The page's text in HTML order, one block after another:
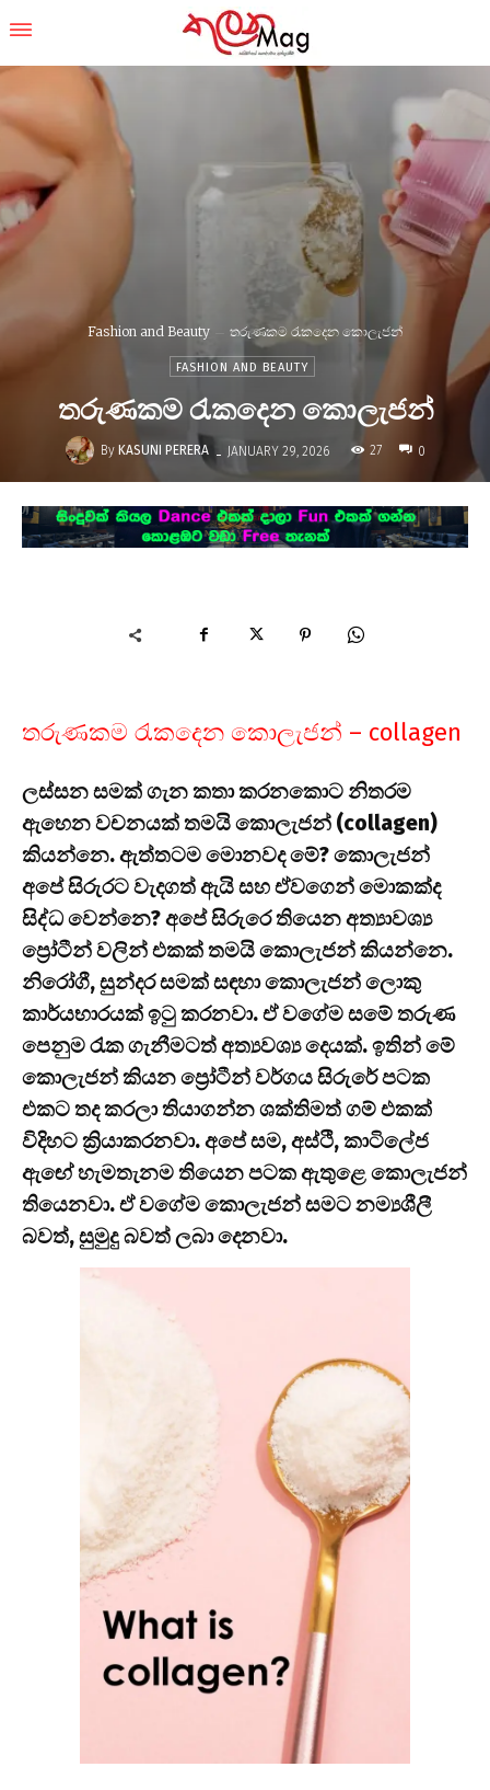
Fashion and Beauty තරුණකම රැකදෙන කොලැජන්
FASHION AND BEAUTY
තරුණකම රැකදෙන කොලැජන්
By KASUNI PERERA - JANUARY 29, 2026 27 0
තරුණකම රැකදෙන කොලැජන් – collagen
ලස්සන සමක් ගැන කතා කරනකොට නිතරම
ඇහෙන වචනයක් තමයි කොලැජන් (collagen)
කියන්නෙ. ඇත්තටම මොනවද මේ? කොලැජන්
අපේ සිරුරට වැදගත් ඇයි සහ ඒවගෙන් මොකක්ද
සිද්ධ වෙන්නෙ? අපේ සිරුරෙ තියෙන අත්‍යාවශ්‍ය
ප්‍රෝටීන් වලින් එකක් තමයි කොලැජන් කියන්නෙ.
නිරෝගී, සුන්දර සමක් සඳහා කොලැජන් ලොකු
කාර්යභාරයක් ඉටු කරනවා. ඒ වගේම සමේ තරුණ
පෙනුම රැක ගැනීමටත් අත්‍යවශ්‍ය දෙයක්. ඉතින් මේ
කොලැජන් කියන ප්‍රෝටීන් වර්ගය සිරුරේ පටක
එකට තද කරලා තියාගන්න ශක්තිමත් ගම් එකක්
විදිහට ක්‍රියාකරනවා. අපේ සම, අස්ථි, කාටිලේජ
ඇඟේ හැමතැනම තියෙන පටක ඇතුළෙ කොලැජන්
තියෙනවා. ඒ වගේම කොලැජන් සමට නම්‍යශීලී
බවත්, සුමුදු බවත් ලබා දෙනවා.